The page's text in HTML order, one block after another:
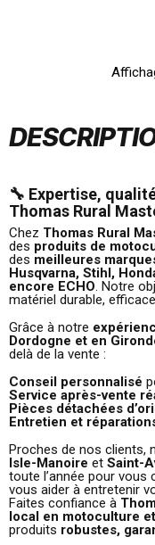
🔧 Expertise,
Thomas Rural
Chez Thomas Rural
des produits de
des meilleures
Husqvarna, Stihl,
encore ECHO . Notre
matériel durable,
Grâce à notre
Dordogne et en
delà de la vente :
Conseil personnalisé
Service après-vente
Pièces détachées
Entretien et
Proches de nos clients,
Isle-Manoire et Saint-
toute l’année pour
vous aider à entretenir
Faites confiance à
local en motoculture
produits robustes,